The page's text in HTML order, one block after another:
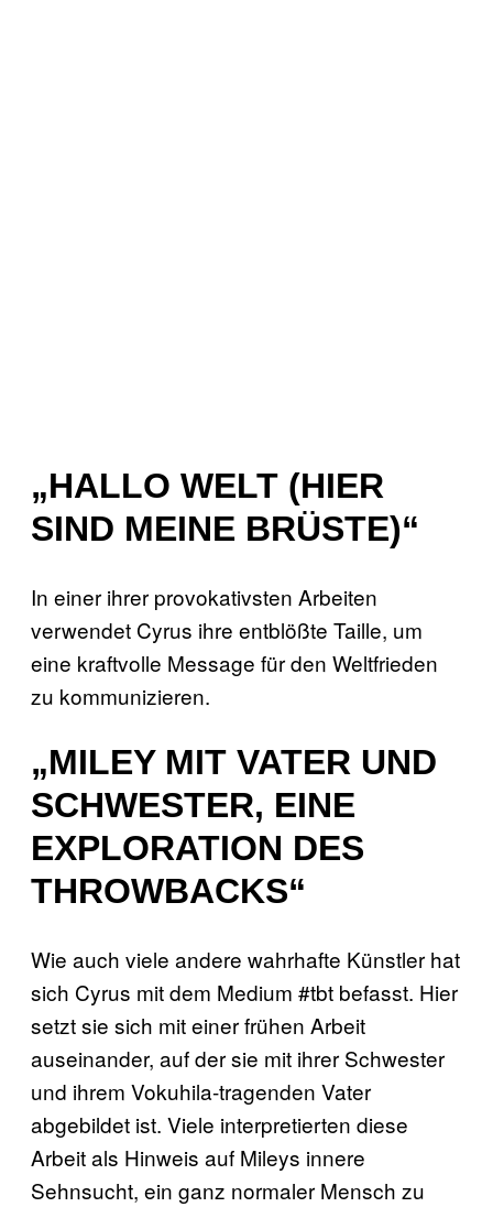
„HALLO WELT (HIER
SIND MEINE BRÜSTE)“
In einer ihrer provokativsten Arbeiten
verwendet Cyrus ihre entblößte Taille, um
eine kraftvolle Message für den Weltfrieden
zu kommunizieren.
„MILEY MIT VATER UND
SCHWESTER, EINE
EXPLORATION DES
THROWBACKS“
Wie auch viele andere wahrhafte Künstler hat
sich Cyrus mit dem Medium #tbt befasst. Hier
setzt sie sich mit einer frühen Arbeit
auseinander, auf der sie mit ihrer Schwester
und ihrem Vokuhila-tragenden Vater
abgebildet ist. Viele interpretierten diese
Arbeit als Hinweis auf Mileys innere
Sehnsucht, ein ganz normaler Mensch zu